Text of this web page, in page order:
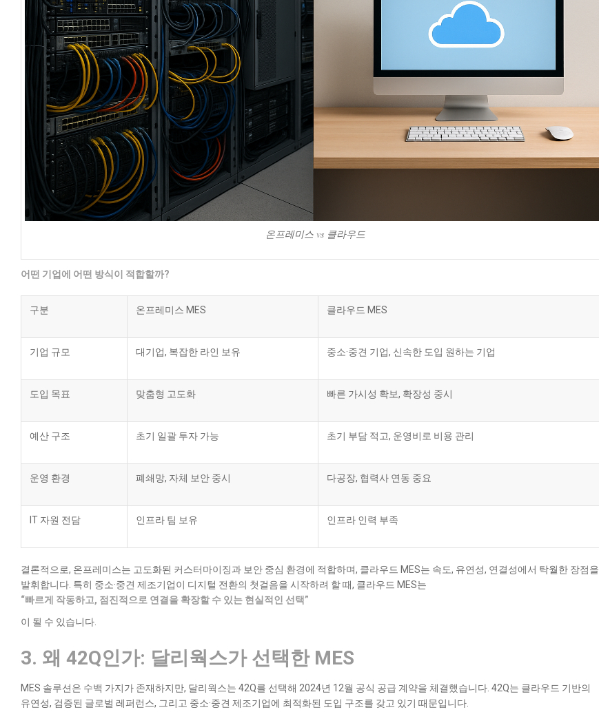
온프레미스 vs 클라우드
어떤 기업에 어떤 방식이 적합할까?
구분 온프레미스 MES 클라우드 MES
기업 규모 대기업, 복잡한 라인 보유 중소·중견 기업, 신속한 도입 원하는 기업
도입 목표 맞춤형 고도화 빠른 가시성 확보, 확장성 중시
예산 구조 초기 일괄 투자 가능 초기 부담 적고, 운영비로 비용 관리
운영 환경 폐쇄망, 자체 보안 중시 다공장, 협력사 연동 중요
IT 자원 전담 인프라 팀 보유 인프라 인력 부족
결론적으로, 온프레미스는 고도화된 커스터마이징과 보안 중심 환경에 적합하며, 클라우드 MES는 속도, 유연성, 연결성에서 탁월한 장점을
발휘합니다. 특히 중소·중견 제조기업이 디지털 전환의 첫걸음을 시작하려 할 때, 클라우드 MES는
“빠르게 작동하고, 점진적으로 연결을 확장할 수 있는 현실적인 선택”
이 될 수 있습니다.
3. 왜 42Q인가: 달리웍스가 선택한 MES
MES 솔루션은 수백 가지가 존재하지만, 달리웍스는 42Q를 선택해 2024년 12월 공식 공급 계약을 체결했습니다. 42Q는 클라우드 기반의
유연성, 검증된 글로벌 레퍼런스, 그리고 중소·중견 제조기업에 최적화된 도입 구조를 갖고 있기 때문입니다.